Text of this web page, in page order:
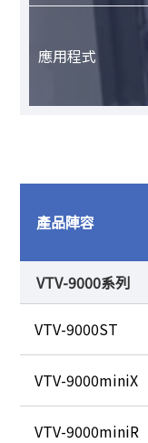
應用程式
產品陣容
VTV-9000系列
VTV-9000ST
VTV-9000miniX
VTV-9000miniR